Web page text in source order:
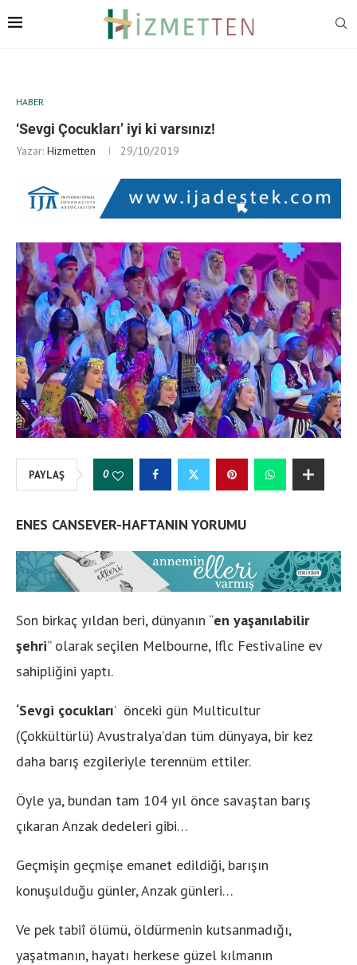
HABER
‘Sevgi Çocukları’ iyi ki varsınız!
Yazar: Hizmetten 29/10/2019
PAYLAŞ 0
ENES CANSEVER-HAFTANIN YORUMU
Son birkaç yıldan beri, dünyanın “en yaşanılabilir
şehri” olarak seçilen Melbourne, Iflc Festivaline ev
sahipliğini yaptı.
‘Sevgi çocukları’ önceki gün Multicultur
(Çokkültürlü) Avustralya’dan tüm dünyaya, bir kez
daha barış ezgileriyle terennüm ettiler.
Öyle ya, bundan tam 104 yıl önce savaştan barış
çıkaran Anzak dedeleri gibi…
Geçmişin geçmişe emanet edildiği, barışın
konuşulduğu günler, Anzak günleri…
Ve pek tabiî ölümü, öldürmenin kutsanmadığı,
yaşatmanın, hayatı herkese güzel kılmanın